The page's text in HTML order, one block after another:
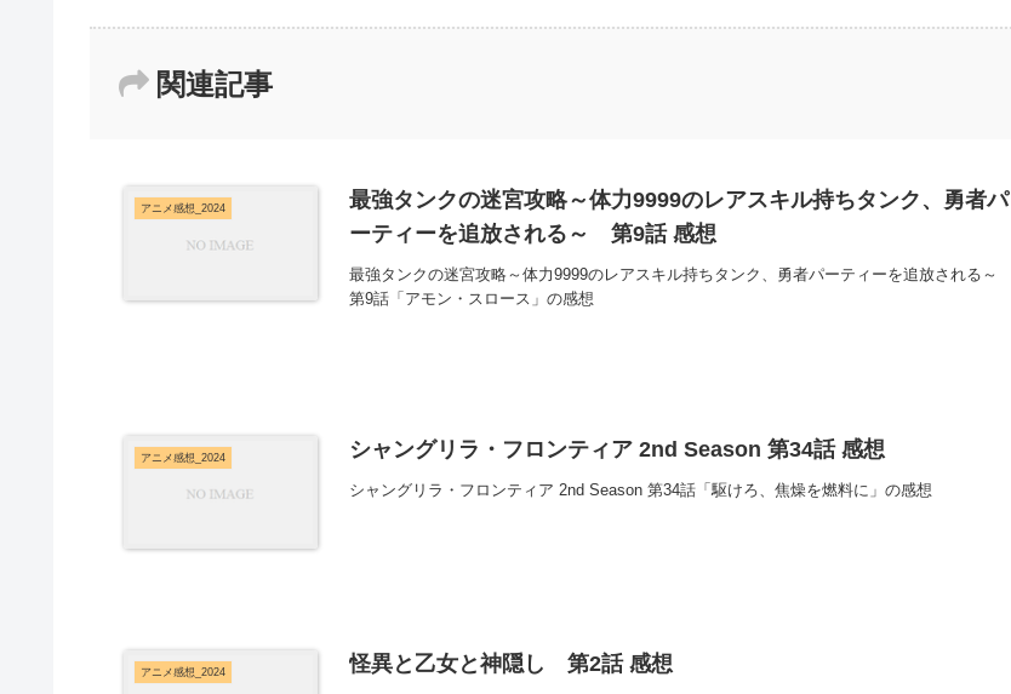
関連記事
アニメ感想_2024
最強タンクの迷宮攻略～体力9999のレアスキル持ちタンク、勇者パ
ーティーを追放される～ 第9話 感想
最強タンクの迷宮攻略～体力9999のレアスキル持ちタンク、勇者パーティーを追放される～
第9話「アモン・スロース」の感想
アニメ感想_2024 シャングリラ・フロンティア 2nd Season 第34話 感想
シャングリラ・フロンティア 2nd Season 第34話「駆けろ、焦燥を燃料に」の感想
アニメ感想_2024 怪異と乙女と神隠し 第2話 感想